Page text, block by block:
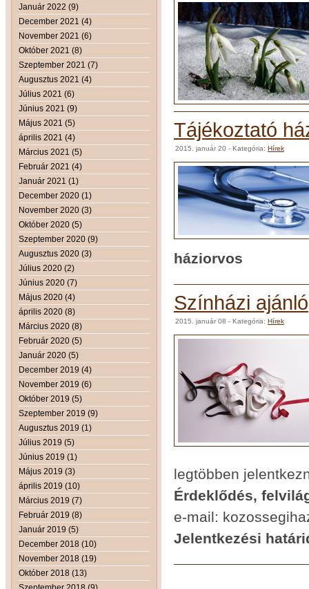
Január 2022 (9)
December 2021 (4)
November 2021 (6)
Október 2021 (8)
Szeptember 2021 (7)
Augusztus 2021 (4)
Július 2021 (6)
Június 2021 (9)
Május 2021 (5)
április 2021 (4)
Március 2021 (5)
Február 2021 (4)
Január 2021 (1)
December 2020 (1)
November 2020 (3)
Október 2020 (5)
Szeptember 2020 (9)
Augusztus 2020 (3)
Július 2020 (2)
Június 2020 (7)
Május 2020 (4)
április 2020 (8)
Március 2020 (8)
Február 2020 (5)
Január 2020 (5)
December 2019 (4)
November 2019 (6)
Október 2019 (5)
Szeptember 2019 (9)
Augusztus 2019 (1)
Július 2019 (5)
Június 2019 (1)
Május 2019 (3)
április 2019 (10)
Március 2019 (7)
Február 2019 (8)
Január 2019 (5)
December 2018 (10)
November 2018 (19)
Október 2018 (13)
Tájékoztató
2015. január 20 - Kategória: Hírek
háziorvos
Színházi ajánló
2015. január 08 - Kategória: Hírek
legtöbben
Érdeklődés,
e-mail:
Jelentkezési